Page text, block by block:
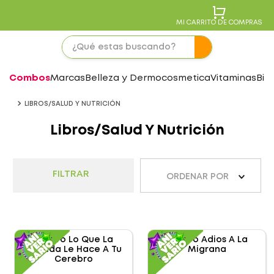
MI CARRITO DE COMPRAS
CombosMarcas Belleza y DermocosmeticaVitaminas
LIBROS/SALUD Y NUTRICIÓN
Libros/Salud Y Nutrición
FILTRAR ORDENAR POR